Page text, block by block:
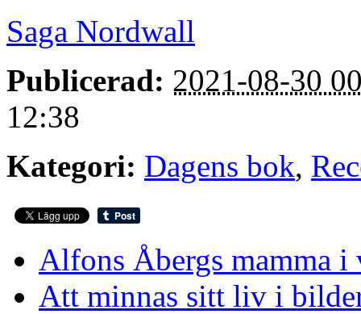
Saga Nordwall
Publicerad: 2021-08-30
12:38
Kategori: Dagens bok,
Alfons Åbergs mamma i
Att minnas sitt liv i